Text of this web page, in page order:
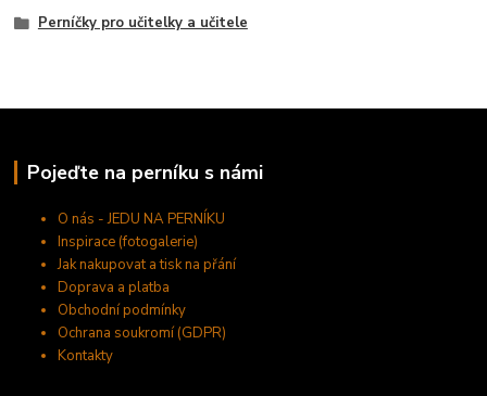
Perníčky pro učitelky a učitele
Pojeďte na perníku s námi
O nás - JEDU NA PERNÍKU
Inspirace (fotogalerie)
Jak nakupovat a tisk na přání
Doprava a platba
Obchodní podmínky
Ochrana soukromí (GDPR)
Kontakty